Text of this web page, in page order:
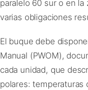
paralelo 60 sur o en
varias obligaciones
El buque debe
Manual (PWOM),
cada unidad, que
polares: temperaturas